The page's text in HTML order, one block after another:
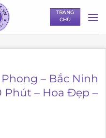
TRANG
CHỦ
– Bắc Ninh
Phút – Hoa Đẹp –